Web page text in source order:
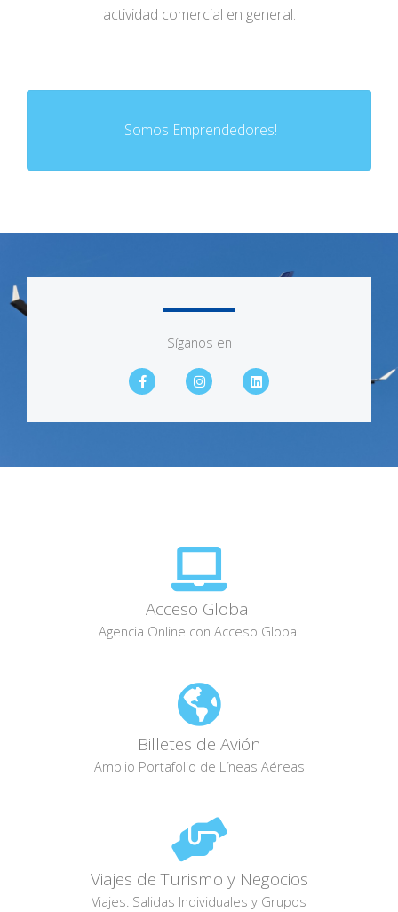
actividad comercial en general.
¡Somos Emprendedores!
Síganos en
F
a
c
b
k
I
n
s
a
a
L
i
n
e
n
Acceso Global
Agencia Online con Acceso Global
Billetes de Avión
Amplio Portafolio de Líneas Aéreas
Viajes de Turismo y Negocios
Viajes. Salidas Individuales y Grupos